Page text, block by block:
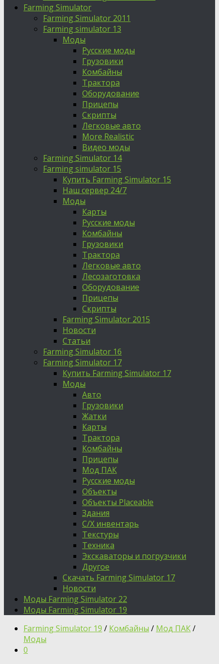
Farming Simulator
Farming Simulator 2011
Farming simulator 13
Моды
Русские моды
Грузовики
Комбайны
Трактора
Оборудование
Прицепы
Скрипты
Легковые авто
More Realistic
Видео моды
Farming Simulator 14
Farming simulator 15
Купить Farming Simulator 15
Наш сервер 24/7
Моды
Карты
Русские моды
Комбайны
Грузовики
Трактора
Легковые авто
Лесозаготовка
Оборудование
Прицепы
Скрипты
Farming Simulator 2015
Новости
Статьи
Farming Simulator 16
Farming Simulator 17
Купить Farming Simulator 17
Моды
Авто
Грузовики
Жатки
Карты
Трактора
Комбайны
Прицепы
Мод ПАК
Русские моды
Объекты
Объекты Placeable
Здания
С/Х инвентарь
Текстуры
Техника
Экскаваторы и погрузчики
Другое
Скачать Farming Simulator 17
Новости
Моды Farming Simulator 22
Моды Farming Simulator 19
Farming Simulator 19 / Комбайны / Мод ПАК/
Моды
0